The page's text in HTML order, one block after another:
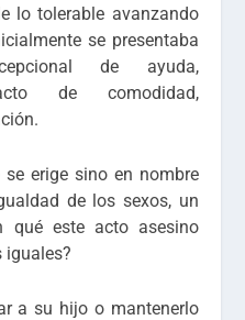
lo tolerable avanzando
se presentaba
de ayuda,
de comodidad,
erige sino en nombre
de los sexos, un
qué este acto asesino
iguales?
a su hijo o mantenerlo